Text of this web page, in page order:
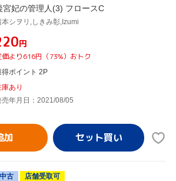
宮妃の管理人(3) フロースC
本シヲリ,しきみ彰,Izumi
円
価より616円（73%）おトク
得ポイント 2P
庫あり
売年月日：2021/08/05
加
中古
店舗受取可